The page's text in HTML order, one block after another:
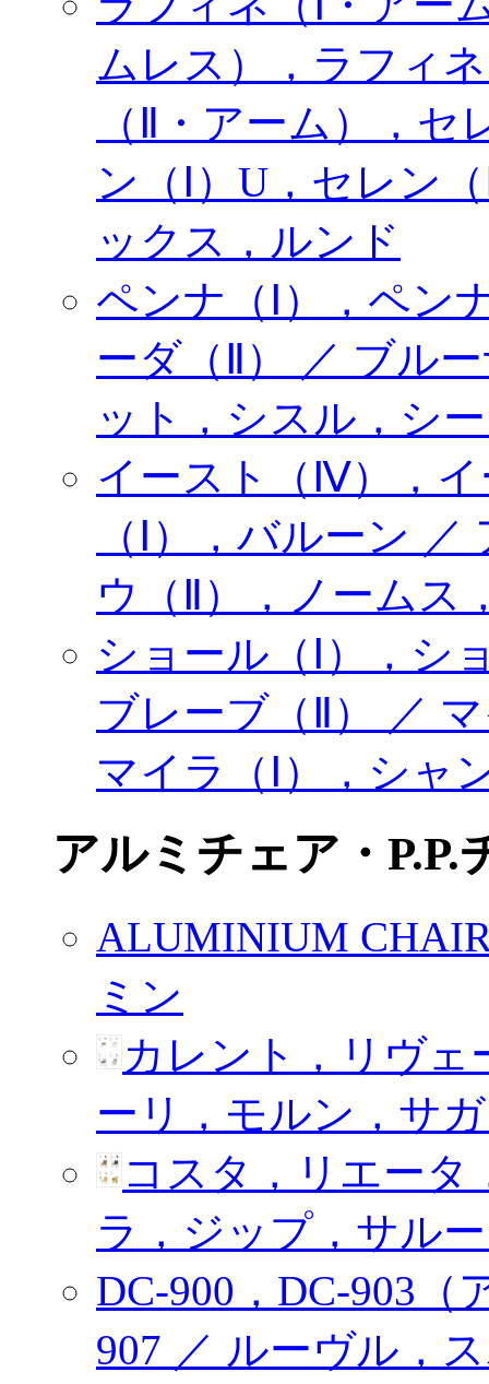
ムレス），ラフィ
（Ⅱ・アーム），
ン（Ⅰ）U，セレン
ックス，ルンド
ペンナ（Ⅰ），ペン
ーダ（Ⅱ） ／ ブル
ット，シスル，シ
イースト（Ⅳ），
（Ⅰ），バルーン
ウ（Ⅱ），ノームス
ショール（Ⅰ），シ
ブレーブ（Ⅱ） ／
マイラ（Ⅰ），シャ
アルミチェア・P.P.
ALUMINIUM
ミン
カレント，リヴェ
ーリ，モルン，サ
コスタ，リエータ
ラ，ジップ，サル
DC-900，DC-903（
907 ／ ルーヴル，